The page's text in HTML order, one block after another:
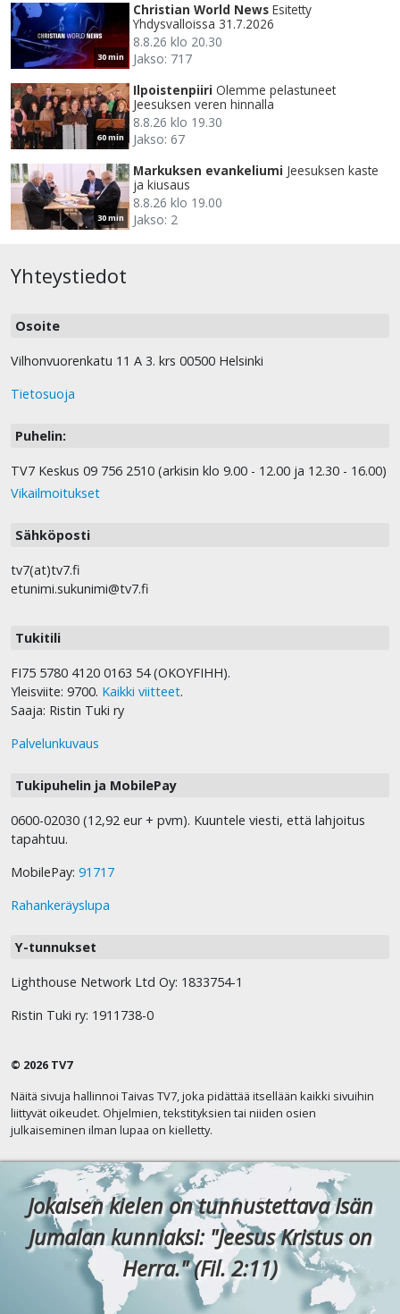
30 min
Christian World News Esitetty
Yhdysvalloissa 31.7.2026
8.8.26 klo 20.30
Jakso: 717
60 min
Ilpoistenpiiri Olemme pelastuneet
Jeesuksen veren hinnalla
8.8.26 klo 19.30
Jakso: 67
30 min
Markuksen evankeliumi Jeesuksen kaste
ja kiusaus
8.8.26 klo 19.00
Jakso: 2
Yhteystiedot
Osoite
Vilhonvuorenkatu 11 A 3. krs 00500 Helsinki
Tietosuoja
Puhelin:
TV7 Keskus 09 756 2510 (arkisin klo 9.00 - 12.00 ja 12.30 - 16.00)
Vikailmoitukset
Sähköposti
tv7(at)tv7.fi
etunimi.sukunimi@tv7.fi
Tukitili
FI75 5780 4120 0163 54 (OKOYFIHH).
Yleisviite: 9700. Kaikki viitteet.
Saaja: Ristin Tuki ry
Palvelunkuvaus
Tukipuhelin ja MobilePay
0600-02030 (12,92 eur + pvm). Kuuntele viesti, että lahjoitus
tapahtuu.
MobilePay: 91717
Rahankeräyslupa
Y-tunnukset
Lighthouse Network Ltd Oy: 1833754-1
Ristin Tuki ry: 1911738-0
© 2026 TV7
Näitä sivuja hallinnoi Taivas TV7, joka pidättää itsellään kaikki sivuihin
liittyvät oikeudet. Ohjelmien, tekstityksien tai niiden osien
julkaiseminen ilman lupaa on kielletty.
Jokaisen kielen on tunnustettava Isän
Jumalan kunniaksi: "Jeesus Kristus on
Herra." (Fil. 2:11)